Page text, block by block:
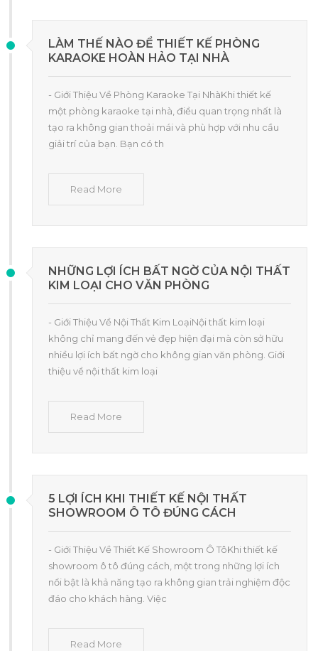
LÀM THẾ NÀO ĐỂ THIẾT KẾ PHÒNG
KARAOKE HOÀN HẢO TẠI NHÀ
- Giới Thiệu Về Phòng Karaoke Tại NhàKhi thiết kế
một phòng karaoke tại nhà, điều quan trọng nhất là
tạo ra không gian thoải mái và phù hợp với nhu cầu
giải trí của bạn. Bạn có th
Read More
NHỮNG LỢI ÍCH BẤT NGỜ CỦA NỘI THẤT
KIM LOẠI CHO VĂN PHÒNG
- Giới Thiệu Về Nội Thất Kim LoạiNội thất kim loại
không chỉ mang đến vẻ đẹp hiện đại mà còn sở hữu
nhiều lợi ích bất ngờ cho không gian văn phòng. Giới
thiệu về nội thất kim loại
Read More
5 LỢI ÍCH KHI THIẾT KẾ NỘI THẤT
SHOWROOM Ô TÔ ĐÚNG CÁCH
- Giới Thiệu Về Thiết Kế Showroom Ô TôKhi thiết kế
showroom ô tô đúng cách, một trong những lợi ích
nổi bật là khả năng tạo ra không gian trải nghiệm độc
đáo cho khách hàng. Việc
Read More